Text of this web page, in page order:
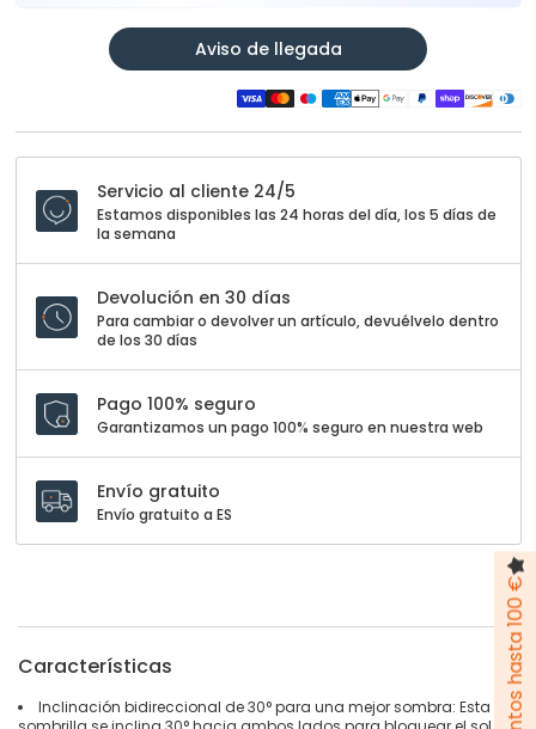
Aviso de llegada
Servicio al cliente 24/5
Estamos disponibles las 24 horas del día, los 5 días de
la semana
Devolución en 30 días
Para cambiar o devolver un artículo, devuélvelo dentro
de los 30 días
Pago 100% seguro
Garantizamos un pago 100% seguro en nuestra web
Envío gratuito
Envío gratuito a ES
Características
Inclinación bidireccional de 30° para una mejor sombra: Esta